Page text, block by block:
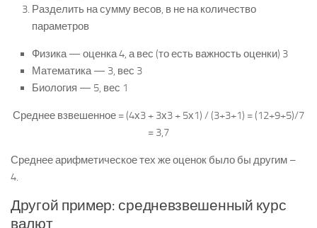
Разделить на сумму весов, в не на количество
параметров
Физика — оценка 4, а вес (то есть важность оценки) 3
Математика — 3, вес 3
Биология — 5, вес 1
Среднее взвешенное = (4х3 + 3х3 + 5х1) / (3+3+1) = (12+9+5)/7
= 3,7
Среднее арифметическое тех же оценок было бы другим –
4.
Другой пример: средневзвешенный курс
валют